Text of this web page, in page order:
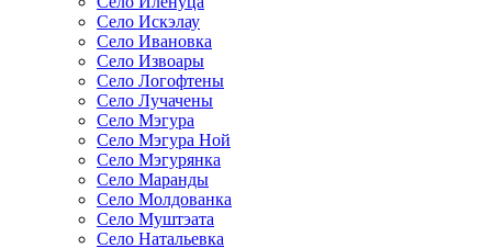
Село Искэлау
Село Ивановка
Село Извоары
Село Логофтены
Село Лучачены
Село Мэгура
Село Мэгура Ной
Село Мэгурянка
Село Маранды
Село Молдованка
Село Муштэата
Село Натальевка